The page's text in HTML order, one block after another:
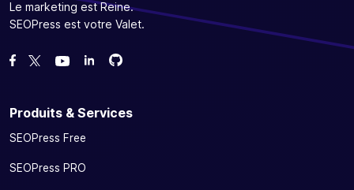
Le marketing est Reine.
SEOPress est votre Valet.
Likez notre page Facebook
Suivez-nous sur Twitter
Nous voir sur YouTube
Forcez-nous sur GitHub
Forcez-nous sur GitHub
Produits & Services
SEOPress Free
SEOPress PRO